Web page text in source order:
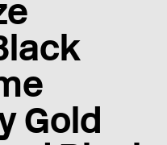
Gold